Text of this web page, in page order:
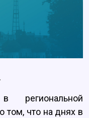
том, что на днях в